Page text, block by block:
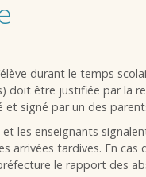
durant le temps
doit être justifiée par la
signé par un des
les enseignants
arrivées tardives. En
le rapport des